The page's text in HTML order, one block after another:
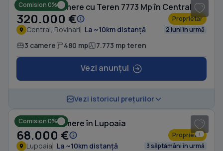
Comision 0%
Casă cu 3 camere cu Teren 7773 Mp în Central
320.000 € Proprietar
Central, Rovinari La ~10km distanță 2 luni în urmă
3 camere 480 mp 7.773 mp teren
Vezi anunțul
Vezi istoricul prețurilor
1
Comision 0%
Casă cu 4 camere în Lupoaia
68.000 € Proprietar
Lupoaia La ~10km distanță 3 săptămâni în urmă